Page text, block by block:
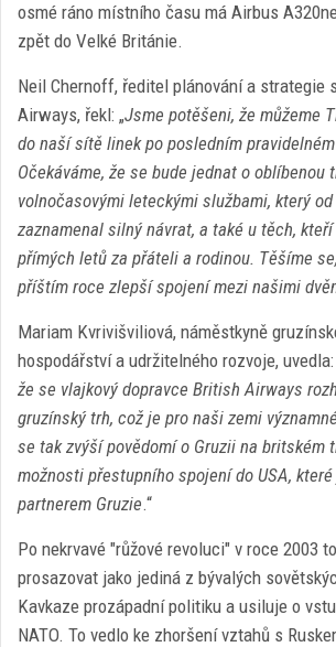
osmé ráno místního času má Airbus
zpět do Velké Británie.
Neil Chernoff, ředitel plánování a strategie
Airways, řekl: „Jsme potěšeni, že můžeme
do naší sítě linek po posledním
Očekáváme, že se bude jednat o oblíbenou
volnočasovými leteckými službami, který
zaznamenal silný návrat, a také u těch,
přímých letů za přáteli a rodinou. Těšíme
příštím roce zlepší spojení mezi našimi
Mariam Kvrivišviliová, náměstkyně
hospodářství a udržitelného rozvoje, uvedla:
že se vlajkový dopravce British Airways
gruzínský trh, což je pro naši zemi
se tak zvýší povědomí o Gruzii na britském
možnosti přestupního spojení do USA,
partnerem Gruzie.“
Po nekrvavé "růžové revoluci" v roce 2003
prosazovat jako jediná z bývalých
Kavkaze prozápadní politiku a usiluje o
NATO. To vedlo ke zhoršení vztahů s